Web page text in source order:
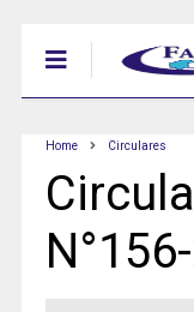
Home Circulares